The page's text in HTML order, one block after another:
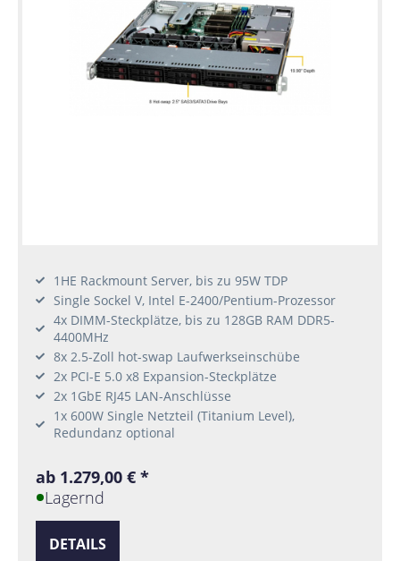
1HE Rackmount Server, bis zu 95W TDP
Single Sockel V, Intel E-2400/Pentium-Prozessor
4x DIMM-Steckplätze, bis zu 128GB RAM DDR5-
4400MHz
8x 2.5-Zoll hot-swap Laufwerkseinschübe
2x PCI-E 5.0 x8 Expansion-Steckplätze
2x 1GbE RJ45 LAN-Anschlüsse
1x 600W Single Netzteil (Titanium Level),
Redundanz optional
ab 1.279,00 € *
Lagernd
DETAILS